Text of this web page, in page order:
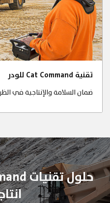
تقنية Cat Command للودر
ضمان السلامة والإنتاجية في